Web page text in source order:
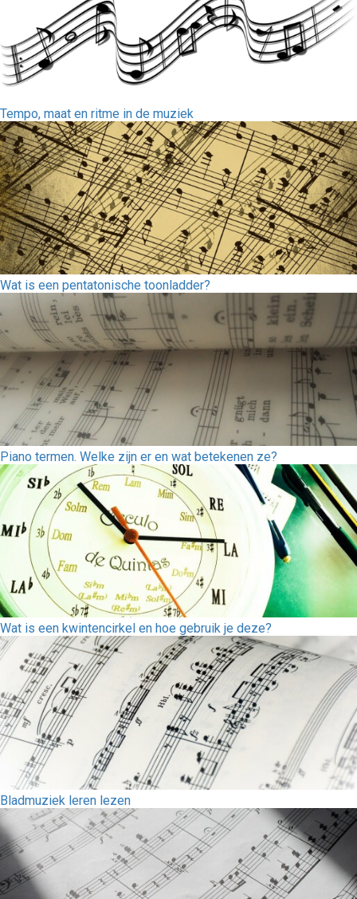
Tempo, maat en ritme in de muziek
Wat is een pentatonische toonladder?
Piano termen. Welke zijn er en wat betekenen ze?
Wat is een kwintencirkel en hoe gebruik je deze?
Bladmuziek leren lezen